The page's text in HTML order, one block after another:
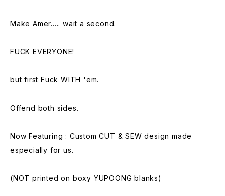
Make Amer..... wait a second.
FUCK EVERYONE!
but first Fuck WITH 'em.
Offend both sides.
Now Featuring : Custom CUT & SEW design made
especially for us.
(NOT printed on boxy YUPOONG blanks)